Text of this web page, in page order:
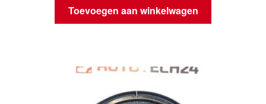
Toevoegen aan winkelwagen